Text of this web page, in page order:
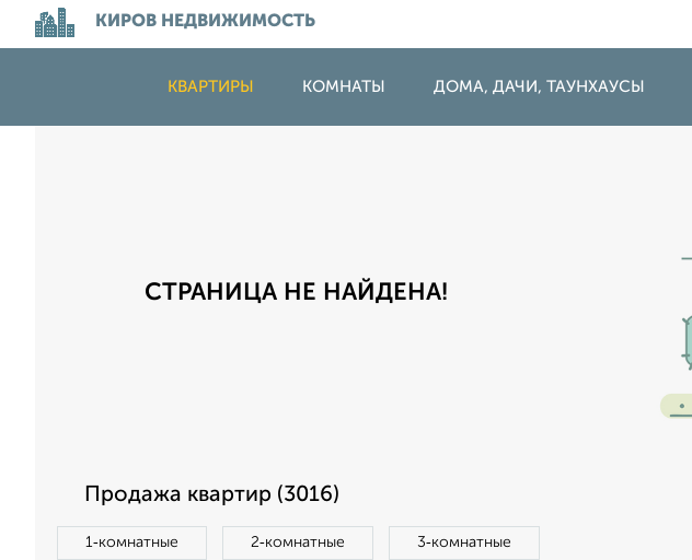
КИРОВ НЕДВИЖИМОСТЬ
КВАРТИРЫ КОМНАТЫ ДОМА, ДАЧИ, ТАУНХАУСЫ
СТРАНИЦА НЕ НАЙДЕНА!
Продажа квартир (3016)
1‑комнатные 2‑комнатные 3‑комнатные